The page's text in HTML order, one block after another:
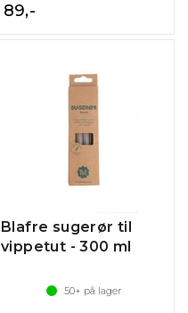
89,-
Blafre sugerør til
vippetut - 300 ml
50+ på lager